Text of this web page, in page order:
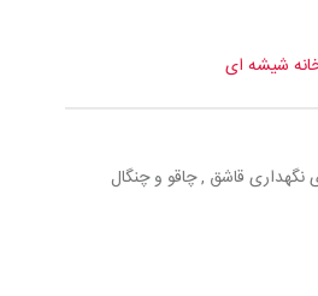
شیشه ای
نگهداری قاشق , چاقو و چنگال